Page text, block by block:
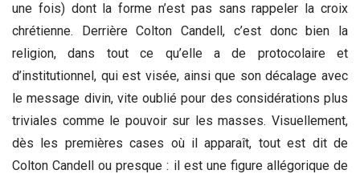
une fois) dont la forme n’est pas sans rappeler la croix
chrétienne. Derrière Colton Candell, c’est donc bien la
religion, dans tout ce qu’elle a de protocolaire et
d’institutionnel, qui est visée, ainsi que son décalage avec
le message divin, vite oublié pour des considérations plus
triviales comme le pouvoir sur les masses. Visuellement,
dès les premières cases où il apparaît, tout est dit de
Colton Candell ou presque : il est une figure allégorique de